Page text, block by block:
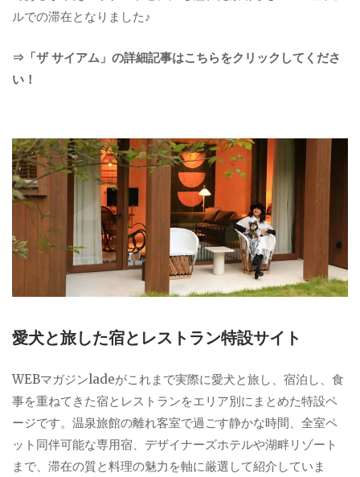
ルでの滞在となりました♪
⇒「ザ サイアム」の詳細記事はこちらをクリックしてくださ
い！
愛犬と旅した宿とレストラン特設サイト
WEBマガジンladeがこれまで実際に愛犬と旅し、宿泊し、食
事を重ねてきた宿とレストランをエリア別にまとめた特設ペ
ージです。温泉旅館の離れ客室で過ごす静かな時間、全室ペ
ット同伴可能な専用宿、デザイナーズホテルや湖畔リゾート
まで、滞在の質と料理の魅力を軸に厳選して紹介していま